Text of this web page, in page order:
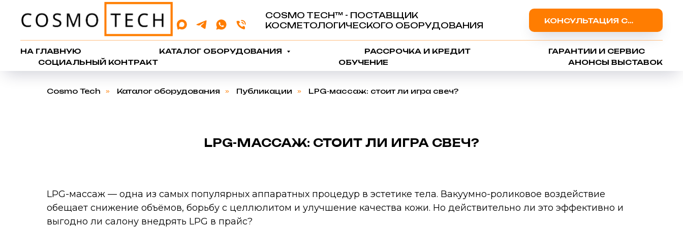
COSMO TECH™️ - ПОСТАВЩИК
КОСМЕТОЛОГИЧЕСКОГО ОБОРУДОВАНИЯ
КОНСУЛЬТАЦИЯ СПЕЦИАЛИСТА
НА ГЛАВНУЮ КАТАЛОГ ОБОРУДОВАНИЯ РАССРОЧКА И КРЕДИТ
ГАРАНТИИ И СЕРВИС
СОЦИАЛЬНЫЙ КОНТРАКТ
ОБУЧЕНИЕ АНОНСЫ ВЫСТАВОК
Cosmo Tech » Каталог оборудования » Публикации » LPG-массаж: стоит ли игра свеч?
LPG-МАССАЖ: СТОИТ ЛИ ИГРА СВЕЧ?
LPG-массаж — одна из самых популярных аппаратных процедур в эстетике тела. Вакуумно-роликовое воздействие
обещает снижение объёмов, борьбу с целлюлитом и улучшение качества кожи. Но действительно ли это эффективно и
выгодно ли салону внедрять LPG в прайс?